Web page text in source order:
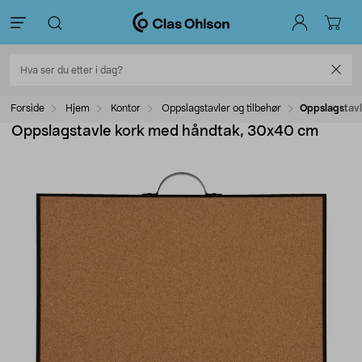
Forside Hjem Kontor Oppslagstavler og tilbehør
Oppslagstavle kork med håndtak, 30x40 cm